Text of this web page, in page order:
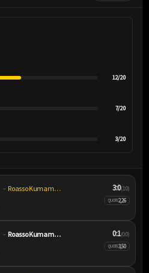
12/20
7/20
3/20
– Roasso Kumamoto 3:0(1:0)
QUOTE2,26
– Roasso Kumamoto 0:1(0:0)
QUOTE3,50